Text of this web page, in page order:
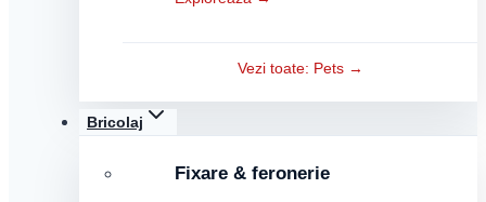
Vezi toate: Pets →
Bricolaj
Fixare & feronerie